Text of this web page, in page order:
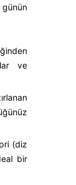
ve
(diz
bir